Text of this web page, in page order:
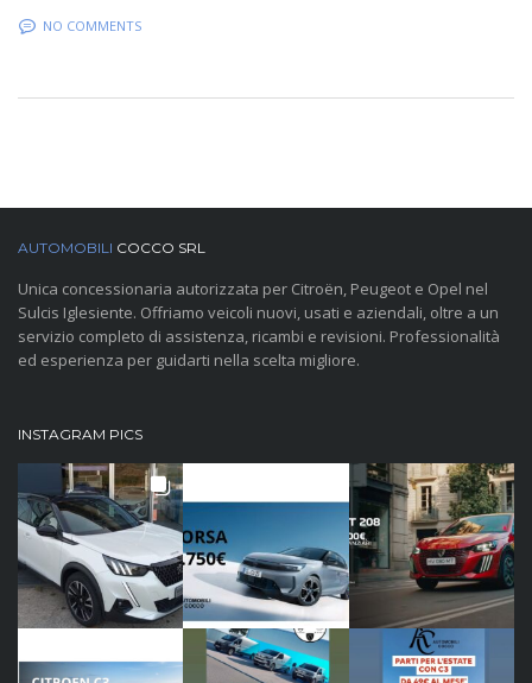
NO COMMENTS
AUTOMOBILI COCCO SRL
Unica concessionaria autorizzata per Citroën, Peugeot e Opel nel
Sulcis Iglesiente. Offriamo veicoli nuovi, usati e aziendali, oltre a un
servizio completo di assistenza, ricambi e revisioni. Professionalità
ed esperienza per guidarti nella scelta migliore.
INSTAGRAM PICS